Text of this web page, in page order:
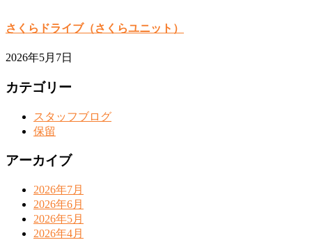
さくらドライブ（さくらユニット）
2026年5月7日
カテゴリー
スタッフブログ
保留
アーカイブ
2026年7月
2026年6月
2026年5月
2026年4月